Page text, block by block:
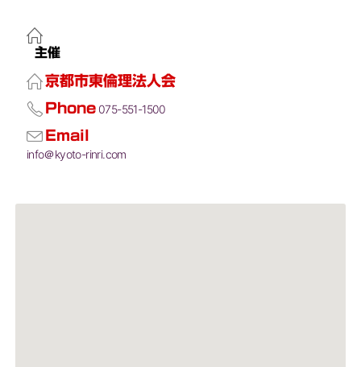
主催
京都市東倫理法人会
Phone 075-551-1500
Email
info＠kyoto-rinri.com